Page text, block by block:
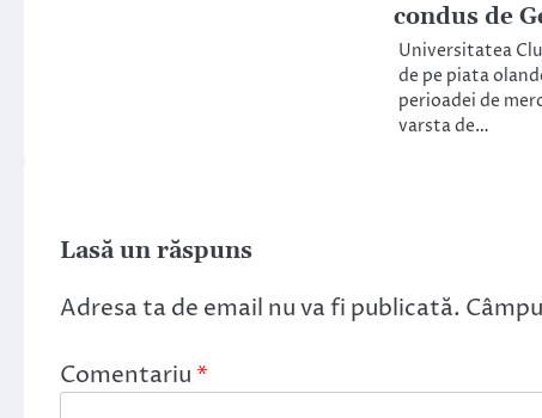
condus de
Universitatea
de pe piata
perioadei de
varsta de…
Lasă un răspuns
Adresa ta de email nu va fi publicată.
Comentariu *